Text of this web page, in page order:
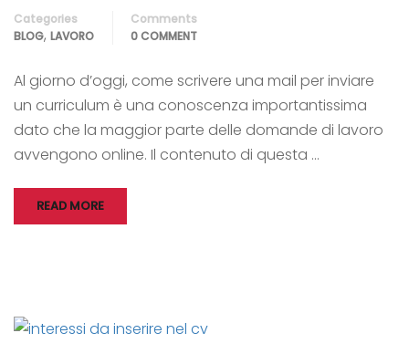
Categories
BLOG, LAVORO
Comments
0 COMMENT
Al giorno d’oggi, come scrivere una mail per inviare
un curriculum è una conoscenza importantissima
dato che la maggior parte delle domande di lavoro
avvengono online. Il contenuto di questa …
READ MORE